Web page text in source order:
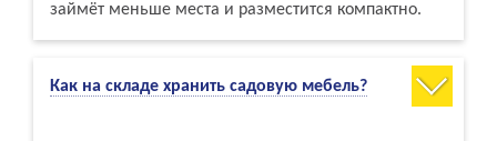
займёт меньше места и разместится компактно.
Как на складе хранить садовую мебель?